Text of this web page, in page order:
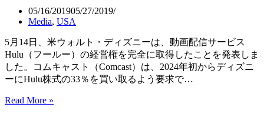
動
画
信
サ
ー
ビ
を
05/16/201905/27/2019
Media, USA
5月14日、米ウォルト・ディズニーは、動画配信サービス
Hulu（フールー）の経営権を完全に取得したことを発表しま
した。コムキャスト（Comcast）は、2024年初からディズニ
ーにHulu株式の33％を買い取るよう要求で…
Read More »